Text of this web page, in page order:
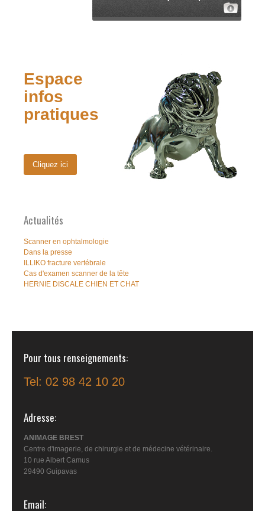
Espace
infos
pratiques
Cliquez ici
Actualités
Scanner en ophtalmologie
Dans la presse
ILLIKO fracture vertébrale
Cas d'examen scanner de la tête
HERNIE DISCALE CHIEN ET CHAT
Pour tous renseignements
Tel: 02 98 42 10 20
Adresse
ANIMAGE BREST
Centre d'imagerie, de chirurgie et de médecine vétérinaire.
10 rue Albert Camus
29490 Guipavas
Email